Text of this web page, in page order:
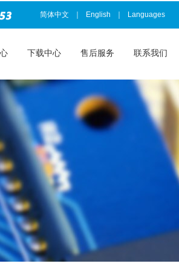
简体中文 English Languages
下载中心 售后服务 联系我们